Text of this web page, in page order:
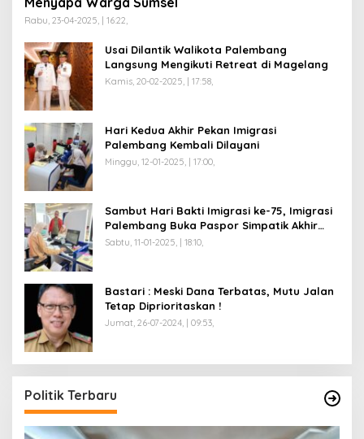
Rabu, 23-04-2025, | 16:22,
Usai Dilantik Walikota Palembang
Langsung Mengikuti Retreat di Magelang
Kamis, 20-02-2025, | 17:58,
Hari Kedua Akhir Pekan Imigrasi
Palembang Kembali Dilayani
Minggu, 12-01-2025, | 17:00,
Sambut Hari Bakti Imigrasi ke-75, Imigrasi
Palembang Buka Paspor Simpatik Akhir
Pekan
Sabtu, 11-01-2025, | 18:10,
Bastari : Meski Dana Terbatas, Mutu Jalan
Tetap Diprioritaskan !
Jumat, 26-07-2024, | 09:53,
Politik Terbaru